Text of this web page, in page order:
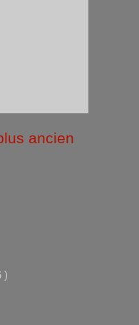
ancien
30/6/2026 )